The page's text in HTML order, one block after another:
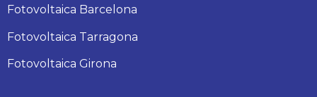
Fotovoltaica Barcelona
Fotovoltaica Tarragona
Fotovoltaica Girona